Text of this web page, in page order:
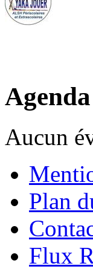
Agenda
Aucun
Plan
Flux